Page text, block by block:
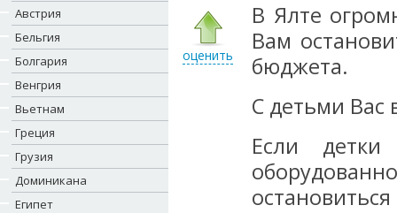
Австрия
Бельгия
Болгария
Венгрия
Вьетнам
Греция
Грузия
Доминикана
Египет
оценить
В Ялте
Вам
бюджета.
С детьми Вас
Если